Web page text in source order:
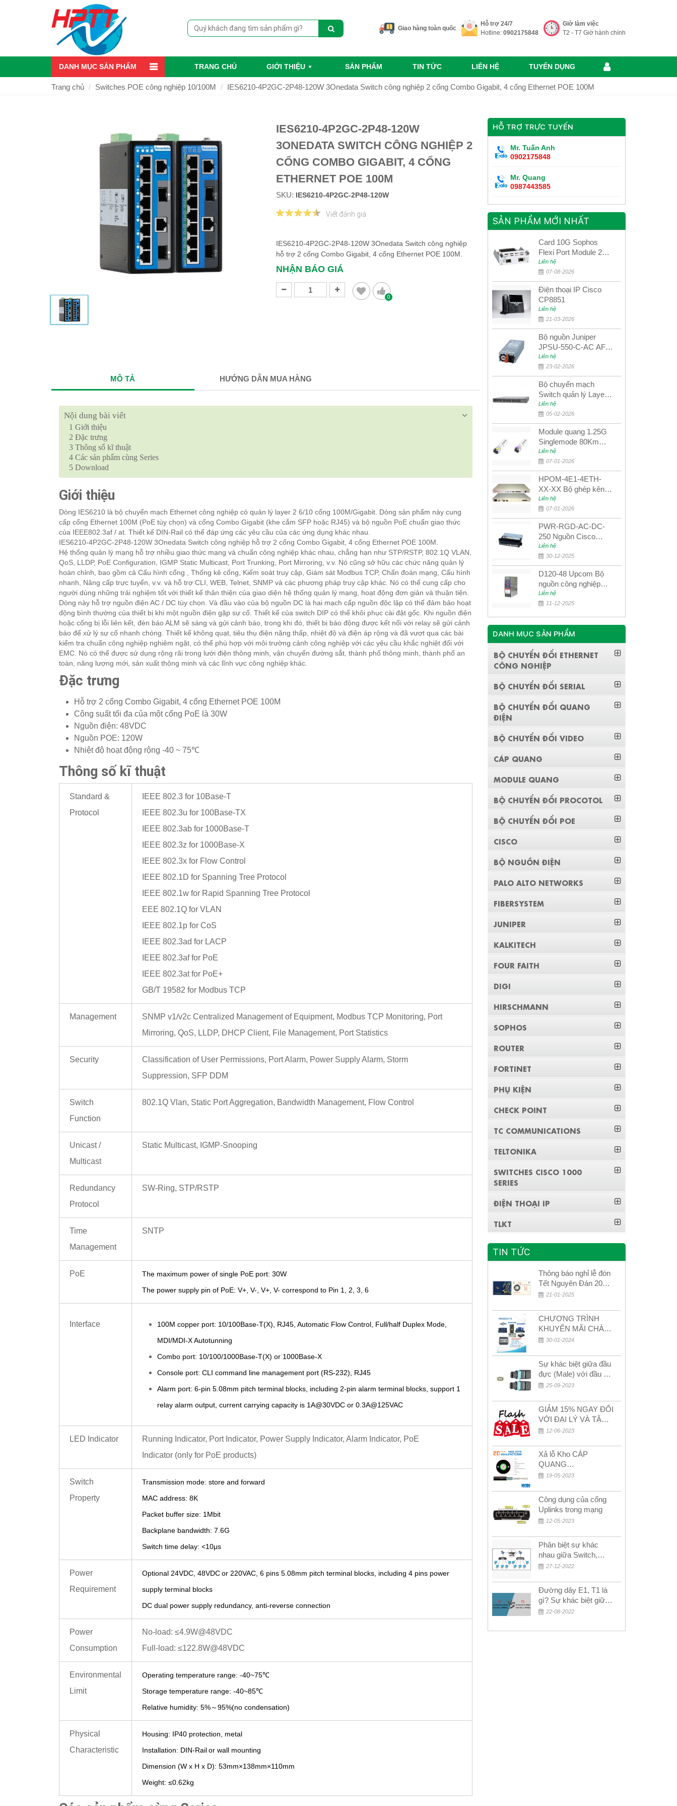
Giao hàng toàn quốc
Hỗ trợ 24/7
Hotline: 0902175848
Giờ làm việc
T2 - T7 Giờ hành chính
DANH MỤC SẢN PHẨM TRANG CHỦ GIỚI THIỆU SẢN PHẨM TIN TỨC LIÊN HỆ TUYỂN DỤNG
Trang chủ Switches POE công nghiệp 10/100M IES6210-4P2GC-2P48-120W 3Onedata Switch công nghiệp 2 cổng Combo Gigabit, 4 cổng Ethernet POE 100M
IES6210-4P2GC-2P48-120W
3ONEDATA SWITCH CÔNG NGHIỆP 2
CỔNG COMBO GIGABIT, 4 CỔNG
ETHERNET POE 100M
SKU: IES6210-4P2GC-2P48-120W
Viết đánh giá
IES6210-4P2GC-2P48-120W 3Onedata Switch công nghiệp
hỗ trợ 2 cổng Combo Gigabit, 4 cổng Ethernet POE 100M.
NHẬN BÁO GIÁ
0
MÔ TẢ HƯỚNG DẪN MUA HÀNG
Nội dung bài viết
1 Giới thiệu
2 Đặc trưng
3 Thông số kĩ thuật
4 Các sản phẩm cùng Series
5 Download
Giới thiệu
Dòng IES6210 là bộ chuyển mạch Ethernet công nghiệp có quản lý layer 2 6/10 cổng 100M/Gigabit. Dòng sản phẩm này cung
cấp cổng Ethernet 100M (PoE tùy chọn) và cổng Combo Gigabit (khe cắm SFP hoặc RJ45) và bộ nguồn PoE chuẩn giao thức
của IEEE802.3af / at. Thiết kế DIN-Rail có thể đáp ứng các yêu cầu của các ứng dụng khác nhau.
IES6210-4P2GC-2P48-120W 3Onedata Switch công nghiệp hỗ trợ 2 cổng Combo Gigabit, 4 cổng Ethernet POE 100M.
Hệ thống quản lý mạng hỗ trợ nhiều giao thức mạng và chuẩn công nghiệp khác nhau, chẳng hạn như STP/RSTP, 802.1Q VLAN,
QoS, LLDP, PoE Configuration, IGMP Static Multicast, Port Trunking, Port Mirroring, v.v. Nó cũng sở hữu các chức năng quản lý
hoàn chỉnh, bao gồm cả Cấu hình cổng , Thống kê cổng, Kiểm soát truy cập, Giám sát Modbus TCP, Chẩn đoán mạng, Cấu hình
nhanh, Nâng cấp trực tuyến, v.v. và hỗ trợ CLI, WEB, Telnet, SNMP và các phương pháp truy cập khác. Nó có thể cung cấp cho
người dùng những trải nghiệm tốt với thiết kế thân thiện của giao diện hệ thống quản lý mạng, hoạt động đơn giản và thuận tiện.
Dòng này hỗ trợ nguồn điện AC / DC tùy chọn. Và đầu vào của bộ nguồn DC là hai mạch cấp nguồn độc lập có thể đảm bảo hoạt
động bình thường của thiết bị khi một nguồn điện gặp sự cố. Thiết kế của switch DIP có thể khôi phục cài đặt gốc. Khi nguồn điện
hoặc cổng bị lỗi liên kết, đèn báo ALM sẽ sáng và gửi cảnh báo, trong khi đó, thiết bị báo động được kết nối với relay sẽ gửi cảnh
báo để xử lý sự cố nhanh chóng. Thiết kế không quạt, tiêu thụ điện năng thấp, nhiệt độ và điện áp rộng và đã vượt qua các bài
kiểm tra chuẩn công nghiệp nghiêm ngặt, có thể phù hợp với môi trường cảnh công nghiệp với các yêu cầu khắc nghiệt đối với
EMC. Nó có thể được sử dụng rộng rãi trong lưới điện thông minh, vận chuyển đường sắt, thành phố thông minh, thành phố an
toàn, năng lượng mới, sản xuất thông minh và các lĩnh vực công nghiệp khác.
Đặc trưng
Hỗ trợ 2 cổng Combo Gigabit, 4 cổng Ethernet POE 100M
Công suất tối đa của một cổng PoE là 30W
Nguồn điện: 48VDC
Nguồn POE: 120W
Nhiệt độ hoạt động rộng -40 ~ 75℃
Thông số kĩ thuật
Standard &
Protocol
IEEE 802.3 for 10Base-T
IEEE 802.3u for 100Base-TX
IEEE 802.3ab for 1000Base-T
IEEE 802.3z for 1000Base-X
IEEE 802.3x for Flow Control
IEEE 802.1D for Spanning Tree Protocol
IEEE 802.1w for Rapid Spanning Tree Protocol
EEE 802.1Q for VLAN
IEEE 802.1p for CoS
IEEE 802.3ad for LACP
IEEE 802.3af for PoE
IEEE 802.3at for PoE+
GB/T 19582 for Modbus TCP
Management
SNMP v1/v2c Centralized Management of Equipment, Modbus TCP Monitoring, Port
Mirroring, QoS, LLDP, DHCP Client, File Management, Port Statistics
Security
Classification of User Permissions, Port Alarm, Power Supply Alarm, Storm
Suppression, SFP DDM
Switch
Function
802.1Q Vlan, Static Port Aggregation, Bandwidth Management, Flow Control
Unicast /
Multicast
Static Multicast, IGMP-Snooping
Redundancy
Protocol
SW-Ring, STP/RSTP
Time
Management
SNTP
PoE The maximum power of single PoE port: 30W
The power supply pin of PoE: V+, V-, V+, V- correspond to Pin 1, 2, 3, 6
Interface
100M copper port: 10/100Base-T(X), RJ45, Automatic Flow Control, Full/half Duplex Mode,
MDI/MDI-X Autotunning
Combo port: 10/100/1000Base-T(X) or 1000Base-X
Console port: CLI command line management port (RS-232), RJ45
Alarm port: 6-pin 5.08mm pitch terminal blocks, including 2-pin alarm terminal blocks, support 1
relay alarm output, current carrying capacity is 1A@30VDC or 0. 3A@125VAC
LED Indicator
Running Indicator, Port Indicator, Power Supply Indicator, Alarm Indicator, PoE
Indicator (only for PoE products)
Switch
Property
Transmission mode: store and forward
MAC address: 8K
Packet buffer size: 1Mbit
Backplane bandwidth: 7.6G
Switch time delay: <10μs
Power
Requirement
Optional 24VDC, 48VDCor 220VAC 6 pins 5.08mm pitch terminal blocks , including 4 pins power
supply terminal blocks
DC dual power supply redundancy, anti-reverse connection
Power
Consumption
No-load: ≤4.9W@48VDC
Full-load: ≤122.8W@48VDC
Environmental
Limit
Operating temperature range: -40~75℃
Storage temperature range: -40~85℃
Relative humidity: 5%～95%(no condensation)
Physical
Characteristic
Housing: IP40 protection, metal
Installation: DIN-Railor wall mounting
Dimension (W x H x D): 53mm×138mm×110mm
Weight: ≤0.62kg
HỖ TRỢ TRỰC TUYẾN
Mr. Tuấn Anh
0902175848
Mr. Quang
0987443585
SẢN PHẨM MỚI NHẤT
Card 10G Sophos
Flexi Port Module 2
port 10GbE SFP+
SGMOD2F2PUR
2port 10GbE SFP+
Liên hệ
07-08-2026
Điện thoại IP Cisco
CP8851
Liên hệ
21-03-2026
Bộ nguồn Juniper
JPSU-550-C-AC AFO
nguồn AC công suất
550W dùng cho dòng
switch Juniper
Networks EX4400
Liên hệ
23-02-2026
Bộ chuyển mạch
Switch quản lý Layer 3
Juniper QFX5100-48S
Liên hệ
05-02-2026
Module quang 1.25G
Singlemode 80Km
UPCOM MWS-12-45-
80AD/MWS-12-54-
80BD
Liên hệ
07-01-2026
HPOM-4E1-4ETH-
XX-XX Bộ ghép kênh
quang quản lý SDH
4E1+4ETH+RS232
Liên hệ
07-01-2026
PWR-RGD-AC-DC-
250 Nguồn Cisco
Industrial 250W
PoE/PoE+
Liên hệ
30-12-2025
D120-48 Upcom Bộ
nguồn công nghiệp
đầu ra đơn 120W
48VDC
Liên hệ
11-12-2025
DANH MỤC SẢN PHẨM
BỘ CHUYỂN ĐỔI ETHERNET
CÔNG NGHIỆP
BỘ CHUYỂN ĐỔI SERIAL
BỘ CHUYỂN ĐỔI QUANG
ĐIỆN
BỘ CHUYỂN ĐỔI VIDEO
CÁP QUANG
MODULE QUANG
BỘ CHUYỂN ĐỔI PROCOTOL
BỘ CHUYỂN ĐỔI POE
CISCO
BỘ NGUỒN ĐIỆN
PALO ALTO NETWORKS
FIBERSYSTEM
JUNIPER
KALKITECH
FOUR FAITH
DIGI
HIRSCHMANN
SOPHOS
ROUTER
FORTINET
PHỤ KIỆN
CHECK POINT
TC COMMUNICATIONS
TELTONIKA
SWITCHES CISCO 1000
SERIES
ĐIỆN THOẠI IP
TLKT
TIN TỨC
Thông báo nghỉ lễ đón
Tết Nguyên Đán 2026
– Xuân Bính Ngọ!
21-01-2025
CHƯƠNG TRÌNH
KHUYẾN MÃI CHÀO
MỪNG NĂM MỚI
30-01-2024
Sự khác biệt giữa đầu
đực (Male) với đầu cái
(Female) trong bộ đầu
25-09-2023
GIẢM 15% NGAY ĐỐI
VỚI ĐẠI LÝ VÀ TẶNG
QUÀ KHÁCH HÀNG
12-06-2023
Xả lỗ Kho CÁP
QUANG
MULTIMODE CÁP
MULTIMODE 4-8-12-
24Fo SỢI OM1-OM2-
OM3 Siêu Rẻ 5k
19-05-2023
Công dụng của cổng
Uplinks trong mạng
12-05-2023
Phân biệt sự khác
nhau giữa Switch,
Router và Hub
27-12-2022
Đường dây E1, T1 là
gì? Sự khác biệt giữa
E1 và T1
22-08-2022